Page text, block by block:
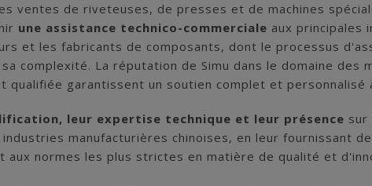
ventes de riveteuses, de presses et de machines
une assistance technico-commerciale aux principales
et les fabricants de composants, dont le processus
complexité. La réputation de Simu dans le domaine des
qualifiée garantissent un soutien complet et personnalisé
leur expertise technique et leur présence sur
manufacturières chinoises, en leur fournissant
aux normes les plus strictes en matière de qualité et